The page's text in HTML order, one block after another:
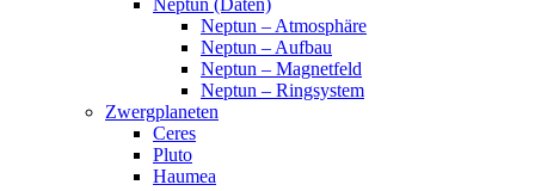
Neptun – Atmosphäre
Neptun – Aufbau
Neptun – Magnetfeld
Neptun – Ringsystem
Zwergplaneten
Ceres
Pluto
Haumea